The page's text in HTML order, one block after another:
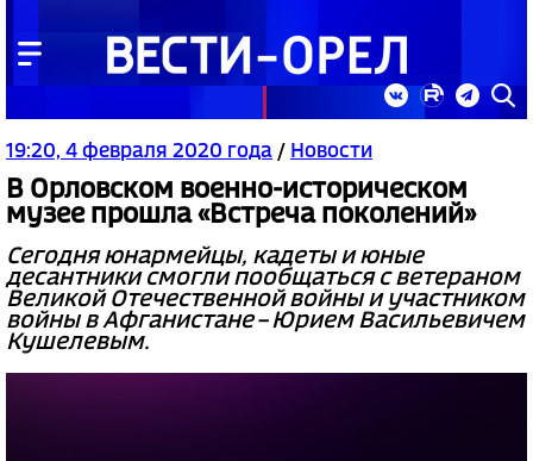
19:20, 4 февраля 2020 года / Новости
В Орловском военно-историческом
музее прошла «Встреча поколений»
Сегодня юнармейцы, кадеты и юные
десантники смогли пообщаться с ветераном
Великой Отечественной войны и участником
войны в Афганистане – Юрием Васильевичем
Кушелевым.